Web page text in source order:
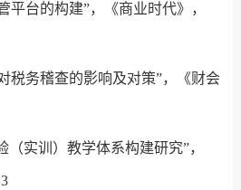
平台的构建”，《商业时代》，
税务稽查的影响及对策”，《财会
（实训）教学体系构建研究”，